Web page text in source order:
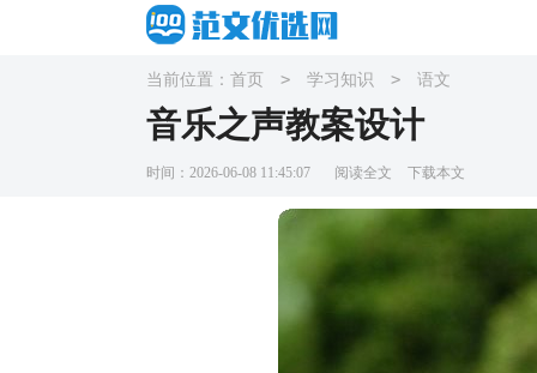
当前位置： 首页 > 学习知识 > 语文
音乐之声教案设计
时间：2026-06-08 11:45:07 阅读全文 下载本文